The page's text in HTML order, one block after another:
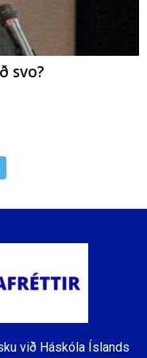
svo?
við Háskóla Íslands